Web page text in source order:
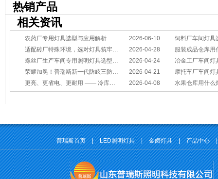
热销产品
相关资讯
2026-06-10
农药厂专用灯具选型与应用解析
饲料厂车间灯具
2026-04-28
适配砖厂特殊环境，选对灯具筑牢生产安全线
服装成品仓库用
2026-04-24
螺丝厂生产车间专用照明灯具选型方案
冶金工厂车间灯具选型指南：
2026-04-21
荣耀加冕！普瑞斯新一代防眩三防灯BC-L斩获2026阿拉丁神灯奖
摩托车厂车间灯具怎么选？
2026-04-08
更亮、更省电、更耐用 —— 冷库照明优选 水果仓库用什么
普瑞斯首页 | LED照明灯具 | 金卤灯具 | 产品中心 |